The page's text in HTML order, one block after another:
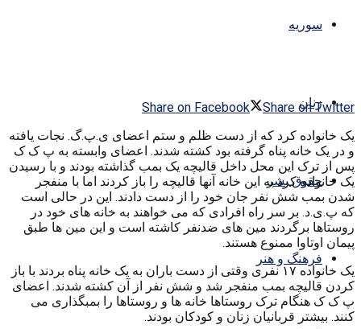
سوریه
زنان
حقوق بشر
فرهنگ و هنر
Share on Facebook
Share on Twitter
یک خانواده کرد که از دست ظلم و ستم اعضای ی.پ.گ. نجات یافته
و در یک خانه پناه گرفته بود کشته شدند. اعضای وابسته به پ ک ک
پس از ترک این محل داخل قالیچه یک بمب گذاشته بودند و با رسیدن
یک خانواده کرد به این خانه آنها قالیچه را باز کردند اما با منفجر
شدن بمب شش نفر جان خود را از دست دادند. این در حالی است
که پ.ی.د. بر سر راه افرادی که می خواهند به خانه های خود در
روستاها برگردند مین های ضدنفر کاشته است و این مین ها طبق
پیمان اوتاوا ممنوع هستند.
یک خانواده ۱۷ نفری وقتی از دست باران به یک خانه پناه بردند با باز
کردن قالیچه بمب منفجر شد و شش نفر از آن کشته شدند. اعضای
پ ک ک هنگام ترک روستاها خانه ها و روستاها را بمبگذاری می
کنند. بیشتر قربانیان زنان و کودکان بودند.